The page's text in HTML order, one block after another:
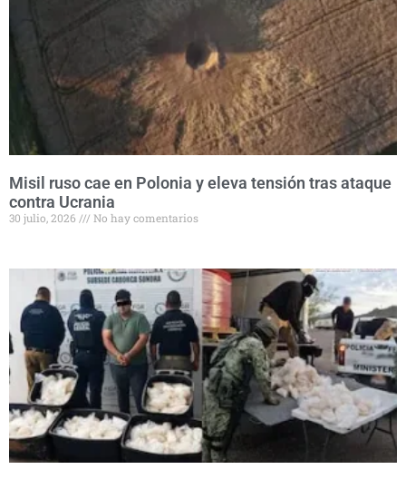
Misil ruso cae en Polonia y eleva tensión tras ataque
contra Ucrania
30 julio, 2026 No hay comentarios